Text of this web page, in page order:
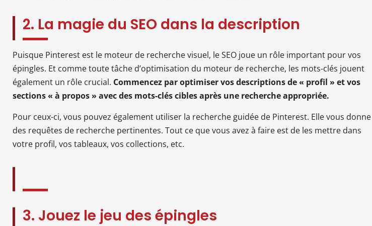
2. La magie du SEO dans la description
Puisque Pinterest est le moteur de recherche visuel, le SEO joue un rôle important pour vos
épingles. Et comme toute tâche d’optimisation du moteur de recherche, les mots-clés jouent
également un rôle crucial. Commencez par optimiser vos descriptions de « profil » et vos
sections « à propos » avec des mots-clés cibles après une recherche appropriée.
Pour ceux-ci, vous pouvez également utiliser la recherche guidée de Pinterest. Elle vous donne
des requêtes de recherche pertinentes. Tout ce que vous avez à faire est de les mettre dans
votre profil, vos tableaux, vos collections, etc.
3. Jouez le jeu des épingles